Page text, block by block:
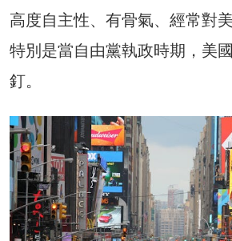
高度自主性、有骨氣、經常對
特別是當自由黨執政時期，美
釘。